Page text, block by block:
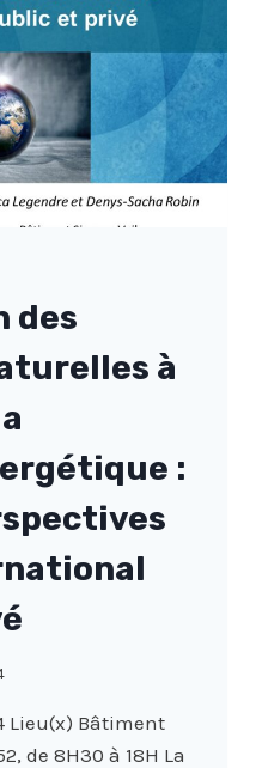
des
à
:
Lieu(x) Bâtiment
de 8H30 à 18H La